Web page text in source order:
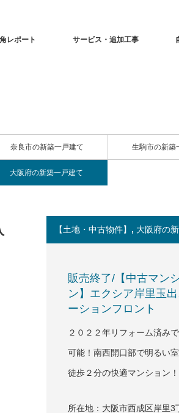
レポート サービス・追加工事
奈良市の新築一戸建て 生駒市の新築
大阪府の新築一戸建て
【土地・中古物件】 , 大阪府の
販売終了/【中古マン
ン】エクシア岸里玉
ーションフロント
２０２２年リフォーム済み
可能！南西開口部で明るい
徒歩２分の快適マンション！
所在地：大阪市西成区岸里3